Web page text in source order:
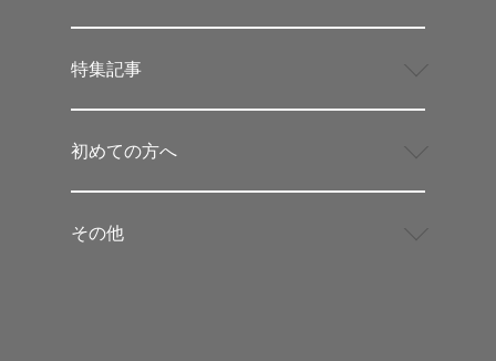
特集記事
初めての方へ
その他